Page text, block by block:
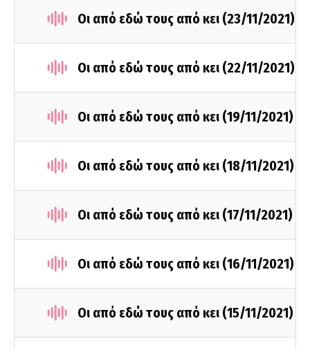
Οι από εδώ τους από κει (23/11/2021)
Οι από εδώ τους από κει (22/11/2021)
Οι από εδώ τους από κει (19/11/2021)
Οι από εδώ τους από κει (18/11/2021)
Οι από εδώ τους από κει (17/11/2021)
Οι από εδώ τους από κει (16/11/2021)
Οι από εδώ τους από κει (15/11/2021)